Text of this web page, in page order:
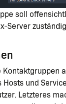
soll
Server
Kontaktgruppen
und
Letzteres